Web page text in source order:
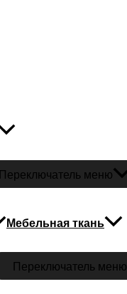
Переключатель меню
Мебельная ткань
Переключатель меню